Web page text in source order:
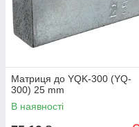
Матриця до YQK-300 (YQ-
300) 25 mm
В наявності